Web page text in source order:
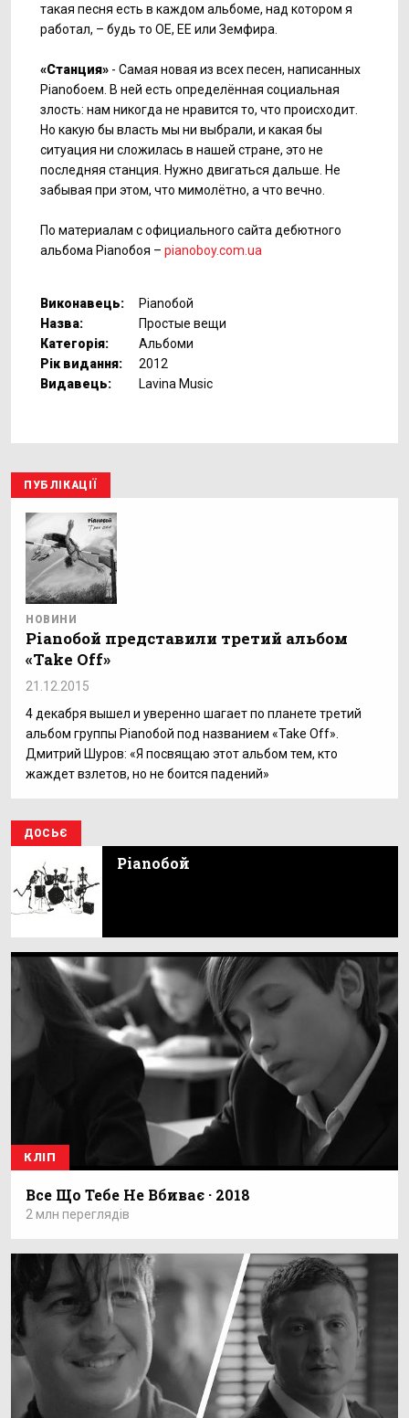
такая песня есть в каждом альбоме, над котором я
работал, – будь то ОЕ, ЕЕ или Земфира.
«Станция» - Самая новая из всех песен, написанных
Pianoбоем. В ней есть определённая социальная
злость: нам никогда не нравится то, что происходит.
Но какую бы власть мы ни выбрали, и какая бы
ситуация ни сложилась в нашей стране, это не
последняя станция. Нужно двигаться дальше. Не
забывая при этом, что мимолётно, а что вечно.
По материалам с официального сайта дебютного
альбома Pianoбоя – pianoboy.com.ua
Виконавець:
Pianoбой
Назва:
Простые вещи
Категорія:
Альбоми
Рік видання:
2012
Видавець:
Lavina Music
ПУБЛІКАЦІЇ
НОВИНИ
Pianoбой представили третий альбом
«Take Off»
21.12.2015
4 декабря вышел и уверенно шагает по планете третий
альбом группы Pianoбой под названием «Take Off».
Дмитрий Шуров: «Я посвящаю этот альбом тем, кто
жаждет взлетов, но не боится падений»
ДОСЬЄ
Pianoбой
КЛІП
Все Що Тебе Не Вбиває · 2018
2 млн переглядів